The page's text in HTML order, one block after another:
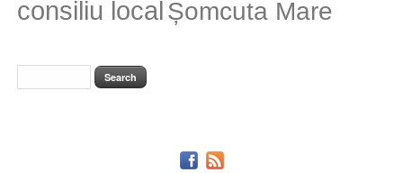
consiliu localȘomcuta Mare